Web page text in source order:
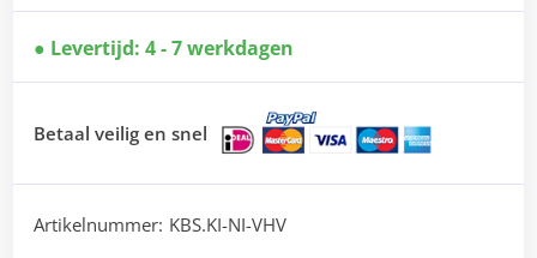
Levertijd: 4 - 7 werkdagen
Betaal veilig en snel
Artikelnummer: KBS.KI-NI-VHV